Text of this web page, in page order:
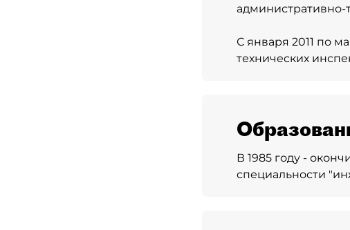
административно-
С января 2011 по
технических
В 1985 году -
специальности